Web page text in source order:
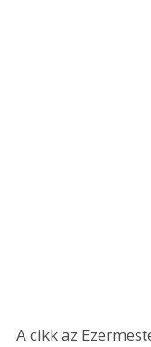
A cikk az